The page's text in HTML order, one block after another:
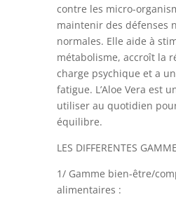
contre les micro-
maintenir des défenses
normales. Elle aide à
métabolisme, accroît la
charge psychique et a
fatigue. L’Aloe Vera est
utiliser au quotidien
équilibre.
LES DIFFERENTES
1/ Gamme bien-être/
alimentaires :